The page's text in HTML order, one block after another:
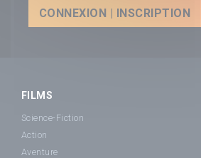
CONNEXION | INSCRIPTION
FILMS
Science-Fiction
Action
Aventure